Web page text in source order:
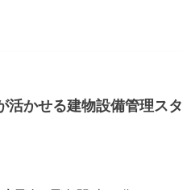
活かせる建物設備管理ス